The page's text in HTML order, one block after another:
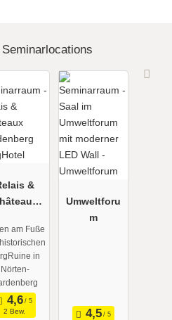
&
am Fuße
in
Nörten-
2 Bew.
Umweltforu
m